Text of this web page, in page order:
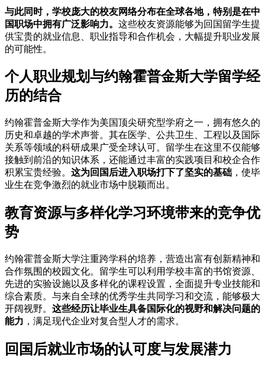
与此同时，学校庞大的校友网络分布在全球各地，特别是在中
国职场中拥有广泛影响力。 这些校友资源能够为回国留学生提
供宝贵的就业信息、职业指导和合作机会，大幅提升职业发展
的可能性。
个人职业规划与约翰霍普金斯大学留学经
历的结合
约翰霍普金斯大学作为美国顶尖研究型学府之一，拥有悠久的
历史和卓越的学术声誉。其在医学、公共卫生、工程以及国际
关系等领域的科研成果广受全球认可。留学生在这里不仅能够
接触到前沿的知识体系，还能通过丰富的实践项目和校企合作
积累宝贵经验。 这为回国后进入职场打下了坚实的基础 ，使毕
业生在竞争激烈的就业市场中脱颖而出。
教育资源与多样化学习环境带来的竞争优
势
约翰霍普金斯大学注重跨学科的培养，营造出富有创新精神和
合作氛围的校园文化。留学生可以利用学校丰富的书馆资源、
先进的实验设施以及多样化的课程设置，全面提升专业技能和
综合素质。与来自全球的优秀学生共同学习和交流，能够极大
开阔视野。 这些经历让毕业生具备国际化的视野和解决问题的
能力 ，满足现代企业对复合型人才的需求。
回国后就业市场的认可度与发展潜力